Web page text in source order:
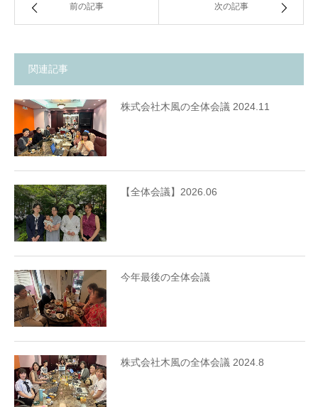
前の記事 次の記事
関連記事
株式会社木風の全体会議 2024.11
【全体会議】2026.06
今年最後の全体会議
株式会社木風の全体会議 2024.8